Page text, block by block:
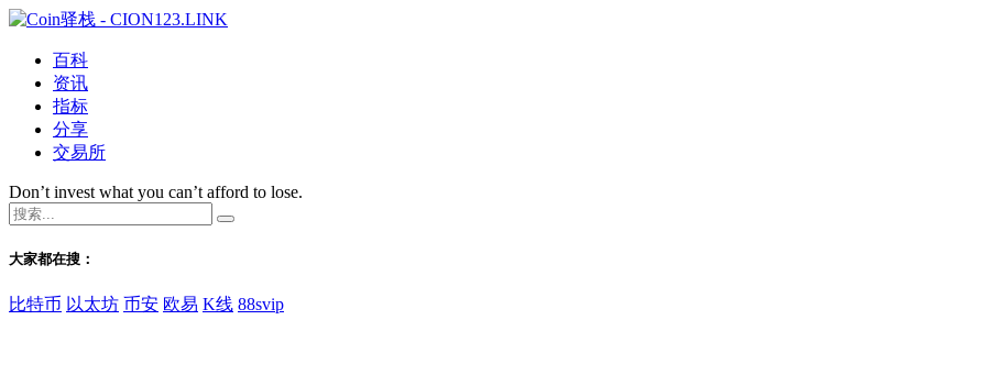
百科
资讯
指标
分享
交易所
Don’t invest what you can’t afford to lose.
大家都在搜：
比特币 以太坊 币安 欧易 K线 88svip